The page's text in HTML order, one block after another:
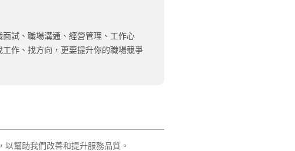
試、職場溝通、經營管理、工作心
作、找方向，更要提升你的職場競爭
幫助我們改善和提升服務品質。